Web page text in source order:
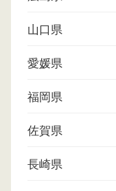
山口県
愛媛県
福岡県
佐賀県
長崎県